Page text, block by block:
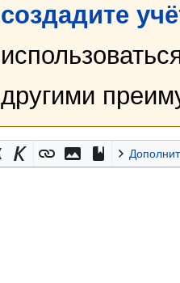
создадите
другими